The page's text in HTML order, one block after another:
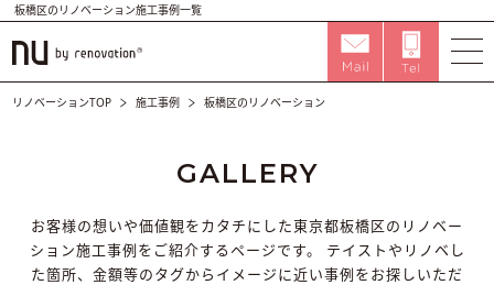
板橋区のリノベーション施工事例一覧
リノベーションTOP 施工事例 板橋区のリノベーション
GALLERY
お客様の想いや価値観をカタチにした東京都板橋区のリノベー
ション施工事例をご紹介するページです。
テイストやリノベし
た箇所、金額等のタグからイメージに近い事例をお探しいただ